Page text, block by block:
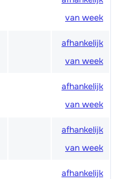
van week
afhankelijk
van week
afhankelijk
van week
afhankelijk
van week
afhankelijk